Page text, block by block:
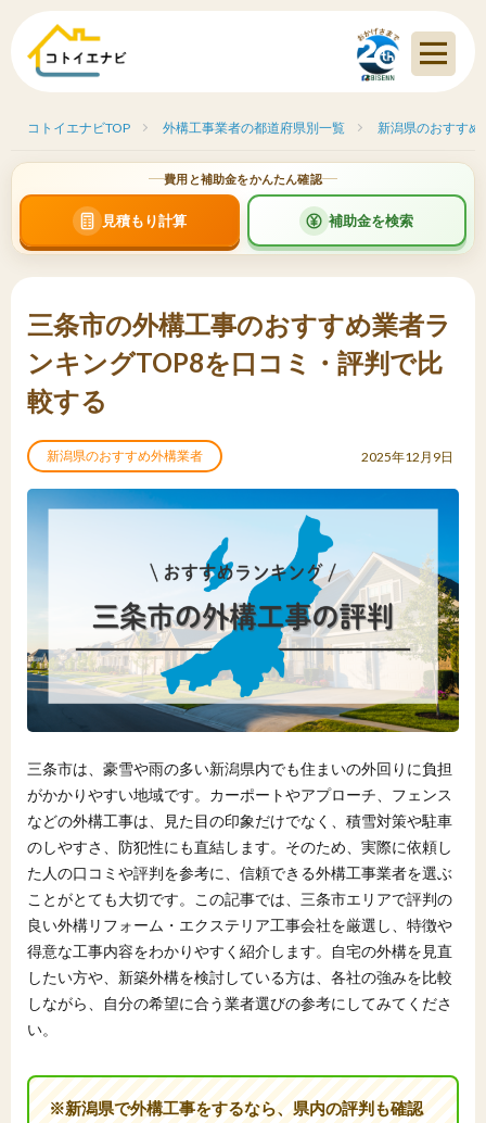
コトイエナビTOP 外構工事業者の都道府県別一覧 新潟県のおすす
費用と補助金をかんたん確認
見積もり計算 補助金を検索
三条市の外構工事のおすすめ業者ラ
ンキングTOP8を口コミ・評判で比
較する
新潟県のおすすめ外構業者 2025年12月9日
三条市は、豪雪や雨の多い新潟県内でも住まいの外回りに負担
がかかりやすい地域です。カーポートやアプローチ、フェンス
などの外構工事は、見た目の印象だけでなく、積雪対策や駐車
のしやすさ、防犯性にも直結します。そのため、実際に依頼し
た人の口コミや評判を参考に、信頼できる外構工事業者を選ぶ
ことがとても大切です。この記事では、三条市エリアで評判の
良い外構リフォーム・エクステリア工事会社を厳選し、特徴や
得意な工事内容をわかりやすく紹介します。自宅の外構を見直
したい方や、新築外構を検討している方は、各社の強みを比較
しながら、自分の希望に合う業者選びの参考にしてみてくださ
い。
※新潟県で外構工事をするなら、県内の評判も確認